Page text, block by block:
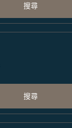
搜尋
搜尋